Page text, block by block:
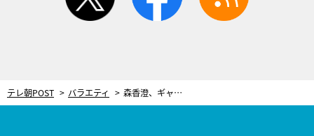
テレ朝POST バラエティ 森香澄、ギャルのベッドで大暴れの人気芸人にブチギレ「何してるんですか！私の番組で！」